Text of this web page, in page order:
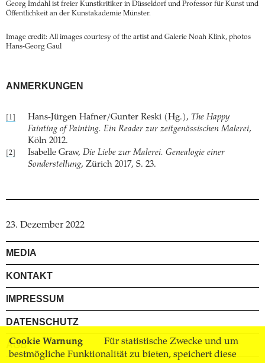
Cookie Warnung
Für statistische Zwecke und um
bestmögliche Funktionalität zu bieten, speichert diese
Georg Imdahl ist freier Kunstkritiker in Düsseldorf und Professor für Kunst und
Öffentlichkeit an der Kunstakademie Münster.
Image credit: All images courtesy of the artist and Galerie Noah Klink, photos
Hans-Georg Gaul
ANMERKUNGEN
[1] Hans-Jürgen Hafner/Gunter Reski (Hg.), The Happy
Fainting of Painting. Ein Reader zur zeitgenössischen Malerei,
Köln 2012.
[2] Isabelle Graw, Die Liebe zur Malerei. Genealogie einer
Sonderstellung, Zürich 2017, S. 23.
23. Dezember 2022
MEDIA
KONTAKT
IMPRESSUM
DATENSCHUTZ
AGB